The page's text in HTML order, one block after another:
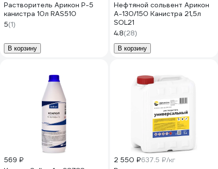
Растворитель Арикон Р-5
канистра 10л RAS510
5(1)
В корзину
Нефтяной сольвент Арикон
А-130/150 Канистра 21,5л
SOL21
4.8(28)
В корзину
569 ₽
2 550 ₽637.5 ₽/кг